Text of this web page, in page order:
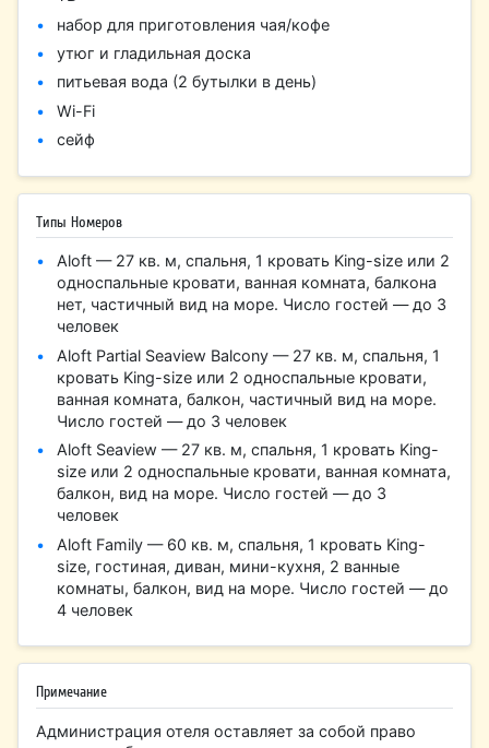
набор для приготовления чая/кофе
утюг и гладильная доска
питьевая вода (2 бутылки в день)
Wi-Fi
сейф
Типы Номеров
Aloft — 27 кв. м, спальня, 1 кровать King-size или 2
односпальные кровати, ванная комната, балкона
нет, частичный вид на море. Число гостей — до 3
человек
Aloft Partial Seaview Balcony — 27 кв. м, спальня, 1
кровать King-size или 2 односпальные кровати,
ванная комната, балкон, частичный вид на море.
Число гостей — до 3 человек
Aloft Seaview — 27 кв. м, спальня, 1 кровать King-
size или 2 односпальные кровати, ванная комната,
балкон, вид на море. Число гостей — до 3
человек
Aloft Family — 60 кв. м, спальня, 1 кровать King-
size, гостиная, диван, мини-кухня, 2 ванные
комнаты, балкон, вид на море. Число гостей — до
4 человек
Примечание
Администрация отеля оставляет за собой право